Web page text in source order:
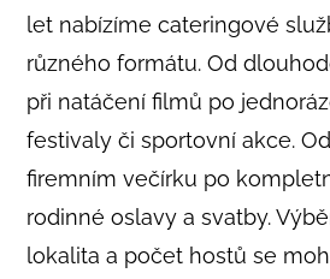
let nabízíme cateringové
různého formátu. Od
při natáčení filmů po
festivaly či sportovní akce.
firemním večírku po
rodinné oslavy a svatby.
lokalita a počet hostů se